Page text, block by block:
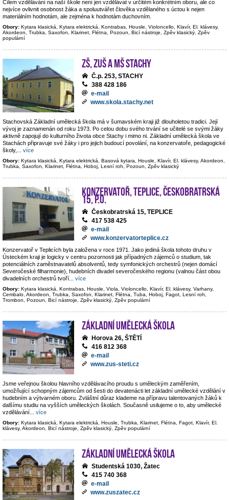
Cílem vzdělávání na naší škole není jen vzdělávat v určitém konkrétním oboru, ale co
nejvíce ovlivnit osobnost žáka a spoluutvářet člověka vzdělaného s úctou k nejen
materiálním hodnotám, ale zejména k hodnotám duchovním.
Obory: Kytara klasická, Kytara elektrická, Kontrabas, Housle, Violoncello, Klavír, El. klávesy,
Akordeon, Trubka, Saxofon, Klarinet, Flétna, Pozoun, Bicí nástroje, Zpěv klasický, Zpěv
populární
ZŠ, ZUŠ a MŠ Stachy
Č.p. 253, STACHY
388 428 186
e-mail
www.skola.stachy.net
Stachovská Základní umělecká škola má v šumavském kraji již dlouholetou tradici. Její
vývoj je zaznamenán od roku 1973. Po celou dobu svého trvání se učitelé se svými žáky
aktivně zapojují do kulturního života obce Stachy i mimo ni. Základní umělecká škola ve
Stachách připravuje své žáky i pro jejich budoucí povolání, na konzervatoře, pedagogické
školy,
více
Obory: Kytara klasická, Kytara elektrická, Basová kytara, Housle, Klavír, El. klávesy, Akordeon,
Trubka, Saxofon, Klarinet, Flétna, Hoboj, Lesní roh, Pozoun, Zpěv klasický
Konzervatoř, Teplice, Českobratrská
15, p.o.
Českobratrská 15, TEPLICE
417 538 425
e-mail
www.konzervatorteplice.cz
Konzervatoř v Teplicích byla založena v roce 1971. Jako jediná škola tohoto druhu v
Ústeckém kraji je logicky v centru pozornosti jak případných zájemců o studium, tak
potenciálních zaměstnavatelů absolventů, tedy symfonických orchestrů (nejen domácí
Severočeské filharmonie), hudebních divadel severočeského regionu (valnou část obou
divadelních orchestrů tvoří
více
Obory: Kytara klasická, Kontrabas, Housle, Viola, Violoncello, Klavír, El. klávesy, Varhany,
Cembalo, Akordeon, Trubka, Saxofon, Klarinet, Flétna, Tuba, Hoboj, Fagot, Lesní roh,
Trombon, Pozoun, Bicí nástroje, Zpěv klasický, Zpěv populární
Základní umělecká škola
Horova 26, ŠTĚTÍ
416 812 368
e-mail
www.zus-steti.cz
Jsme veřejnou školou hlavního vzdělávacího proudu s uměleckým zaměřením,
umožňující schopným zájemcům od šesti do devatenácti let základní umělecké vzdělání v
hudebním a výtvarném oboru. Zvláštní důraz klademe na přípravu talentovaných žáků k
dalšímu studiu na vyšších uměleckých školách. Současně usilujeme o to, aby umělecké
vzdělávání
více
Obory: Kytara klasická, Kytara elektrická, Housle, Trubka, Klarinet, Flétna, Fagot, Klavír, El.
klávesy, Akordeon, Bicí nástroje, Zpěv klasický, Zpěv populární
Základní umělecká škola
Studentská 1030, Žatec
415 740 368
e-mail
www.zuszatec.cz